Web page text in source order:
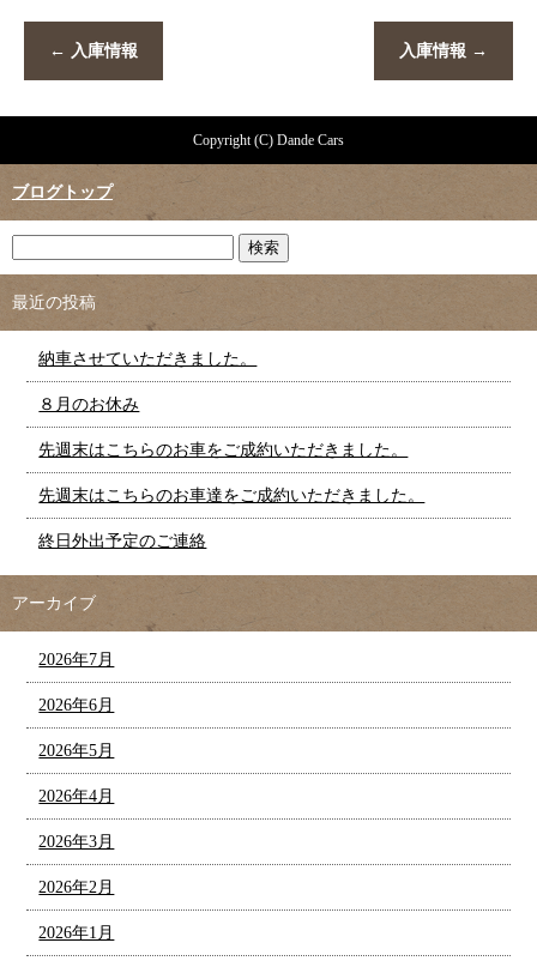
← 入庫情報 入庫情報 →
Copyright (C) Dande Cars
ブログトップ
最近の投稿
納車させていただきました。
８月のお休み
先週末はこちらのお車をご成約いただきました。
先週末はこちらのお車達をご成約いただきました。
終日外出予定のご連絡
アーカイブ
2026年7月
2026年6月
2026年5月
2026年4月
2026年3月
2026年2月
2026年1月